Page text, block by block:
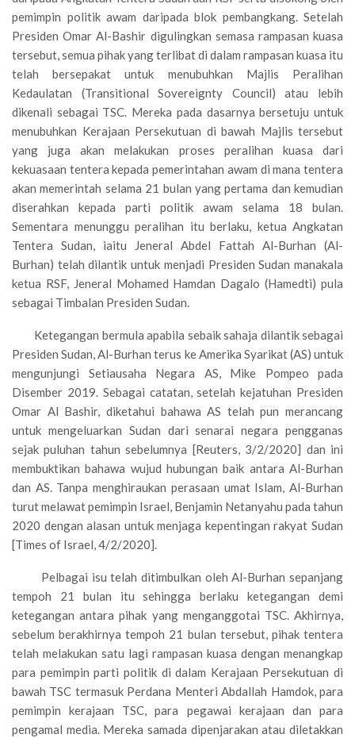
pemimpin politik awam daripada blok pembangkang. Setelah
Presiden Omar Al-Bashir digulingkan semasa rampasan kuasa
tersebut, semua pihak yang terlibat di dalam rampasan kuasa itu
telah bersepakat untuk menubuhkan Majlis Peralihan
Kedaulatan (Transitional Sovereignty Council) atau lebih
dikenali sebagai TSC. Mereka pada dasarnya bersetuju untuk
menubuhkan Kerajaan Persekutuan di bawah Majlis tersebut
yang juga akan melakukan proses peralihan kuasa dari
kekuasaan tentera kepada pemerintahan awam di mana tentera
akan memerintah selama 21 bulan yang pertama dan kemudian
diserahkan kepada parti politik awam selama 18 bulan.
Sementara menunggu peralihan itu berlaku, ketua Angkatan
Tentera Sudan, iaitu Jeneral Abdel Fattah Al-Burhan (Al-
Burhan) telah dilantik untuk menjadi Presiden Sudan manakala
ketua RSF, Jeneral Mohamed Hamdan Dagalo (Hamedti) pula
sebagai Timbalan Presiden Sudan.
Ketegangan bermula apabila sebaik sahaja dilantik sebagai
Presiden Sudan, Al-Burhan terus ke Amerika Syarikat (AS) untuk
mengunjungi Setiausaha Negara AS, Mike Pompeo pada
Disember 2019. Sebagai catatan, setelah kejatuhan Presiden
Omar Al Bashir, diketahui bahawa AS telah pun merancang
untuk mengeluarkan Sudan dari senarai negara pengganas
sejak puluhan tahun sebelumnya [Reuters, 3/2/2020] dan ini
membuktikan bahawa wujud hubungan baik antara Al-Burhan
dan AS. Tanpa menghiraukan perasaan umat Islam, Al-Burhan
turut melawat pemimpin Israel, Benjamin Netanyahu pada tahun
2020 dengan alasan untuk menjaga kepentingan rakyat Sudan
[Times of Israel, 4/2/2020].
Pelbagai isu telah ditimbulkan oleh Al-Burhan sepanjang
tempoh 21 bulan itu sehingga berlaku ketegangan demi
ketegangan antara pihak yang menganggotai TSC. Akhirnya,
sebelum berakhirnya tempoh 21 bulan tersebut, pihak tentera
telah melakukan satu lagi rampasan kuasa dengan menangkap
para pemimpin parti politik di dalam Kerajaan Persekutuan di
bawah TSC termasuk Perdana Menteri Abdallah Hamdok, para
pemimpin kerajaan TSC, para pegawai kerajaan dan para
pengamal media. Mereka samada dipenjarakan atau diletakkan